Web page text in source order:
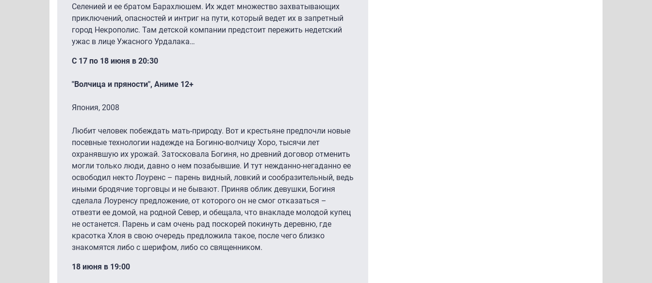
Селенией и ее братом Барахлюшем. Их ждет множество захватывающих
приключений, опасностей и интриг на пути, который ведет их в запретный
город Некрополис. Там детской компании предстоит пережить недетский
ужас в лице Ужасного Урдалака…
С 17 по 18 июня в 20:30
"Волчица и пряности", Аниме 12+
Япония, 2008
Любит человек побеждать мать-природу. Вот и крестьяне предпочли новые
посевные технологии надежде на Богиню-волчицу Хоро, тысячи лет
охранявшую их урожай. Затосковала Богиня, но древний договор отменить
могли только люди, давно о нем позабывшие. И тут нежданно-негаданно ее
освободил некто Лоуренс – парень видный, ловкий и сообразительный, ведь
иными бродячие торговцы и не бывают. Приняв облик девушки, Богиня
сделала Лоуренсу предложение, от которого он не смог отказаться –
отвезти ее домой, на родной Север, и обещала, что внакладе молодой купец
не останется. Парень и сам очень рад поскорей покинуть деревню, где
красотка Хлоя в свою очередь предложила такое, после чего близко
знакомятся либо с шерифом, либо со священником.
18 июня в 19:00